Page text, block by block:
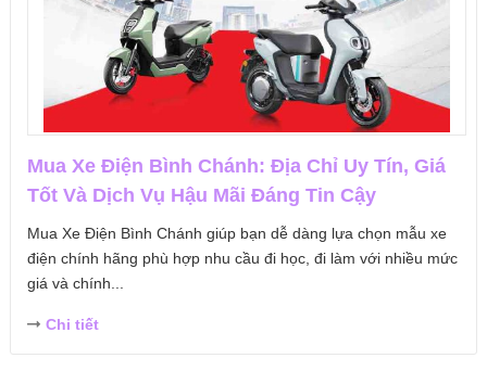
Mua Xe Điện Bình Chánh: Địa Chỉ Uy Tín, Giá
Tốt Và Dịch Vụ Hậu Mãi Đáng Tin Cậy
Mua Xe Điện Bình Chánh giúp bạn dễ dàng lựa chọn mẫu xe
điện chính hãng phù hợp nhu cầu đi học, đi làm với nhiều mức
giá và chính...
Chi tiết